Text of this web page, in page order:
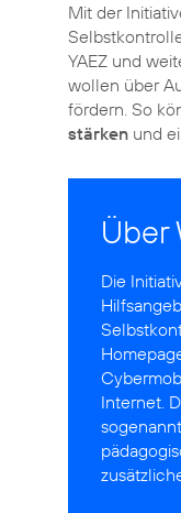
Mit der
YAEZ und
wollen über
fördern. So
stärken und
Über
Die
Internet.